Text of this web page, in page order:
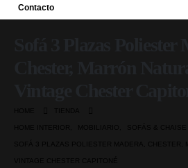
Contacto